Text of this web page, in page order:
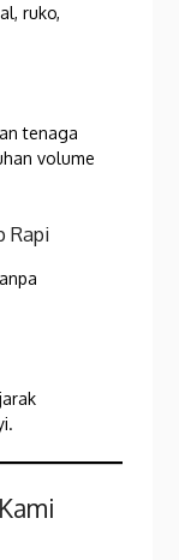
ruko,
tenaga
volume
Rapi